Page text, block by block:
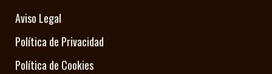
Aviso Legal
Política de Privacidad
Política de Cookies